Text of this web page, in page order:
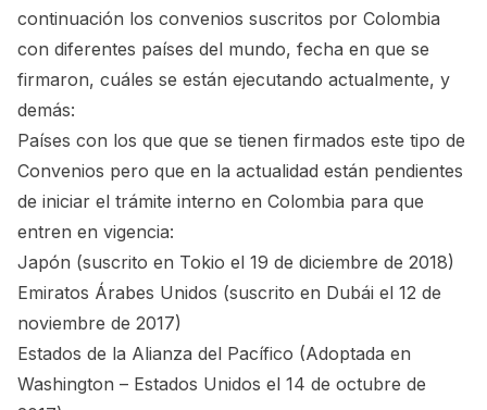
continuación los convenios suscritos por Colombia
con diferentes países del mundo, fecha en que se
firmaron, cuáles se están ejecutando actualmente, y
demás:
Países con los que que se tienen firmados este tipo de
Convenios pero que en la actualidad están pendientes
de iniciar el trámite interno en Colombia para que
entren en vigencia:
Japón (suscrito en Tokio el 19 de diciembre de 2018)
Emiratos Árabes Unidos (suscrito en Dubái el 12 de
noviembre de 2017)
Estados de la Alianza del Pacífico (Adoptada en
Washington – Estados Unidos el 14 de octubre de